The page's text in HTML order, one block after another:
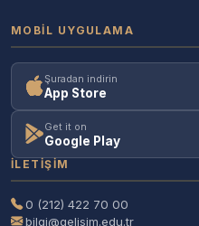
MOBIL UYGULAMA
Şuradan indirin
App Store
Get it on
Google Play
İLETIŞIM
0 (212) 422 70 00
bilgi@gelisim.edu.tr